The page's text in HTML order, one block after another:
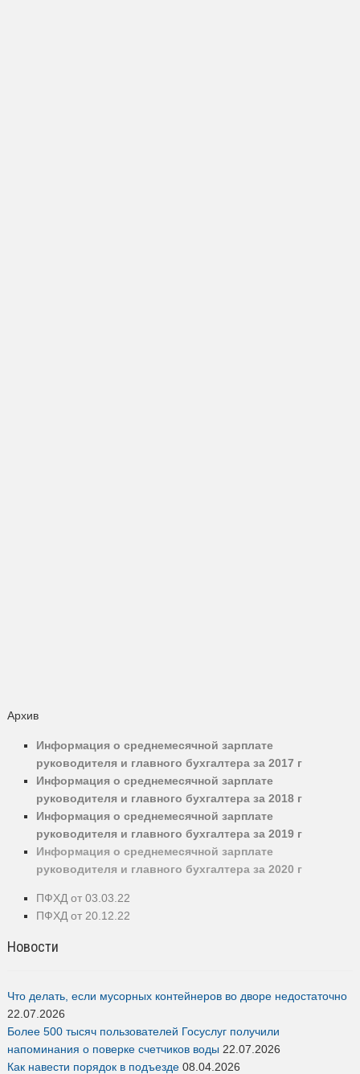
Архив
Информация о среднемесячной зарплате
руководителя и главного бухгалтера за 2017 г
Информация о среднемесячной зарплате
руководителя и главного бухгалтера за 2018 г
Информация о среднемесячной зарплате
руководителя и главного бухгалтера за 2019 г
Информация о среднемесячной зарплате
руководителя и главного бухгалтера за 2020 г
ПФХД от 03.03.22
ПФХД от 20.12.22
Новости
Что делать, если мусорных контейнеров во дворе недостаточно
22.07.2026
Более 500 тысяч пользователей Госуслуг получили
напоминания о поверке счетчиков воды 22.07.2026
Как навести порядок в подъезде 08.04.2026